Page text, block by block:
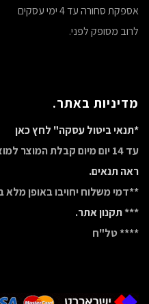
אספקת סחורה עד 4 ימי עסקים
לרוב מסופק לפני.
מדיניות באתר.
*תנאי ביטול עסקה" לחץ כאן
עד 14 יום מיום קבלת המוצר למוצר שלא נפתח מאריזתו המקורית
ראה תנאים.
**דמי משלוח יחויבו באופן
***תקנון אתר.
**** טל"ח